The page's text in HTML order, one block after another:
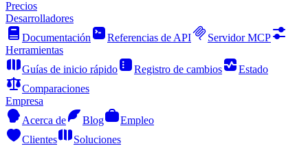
Precios
Desarrolladores
Documentación
Referencias de API
Servidor MCP
Herramientas
Guías de inicio rápido
Registro de cambios
Estado
Comparaciones
Empresa
Acerca de
Blog
Empleo
Clientes
Soluciones